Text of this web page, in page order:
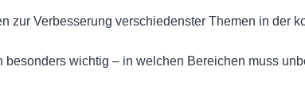
zur Verbesserung verschiedenster Themen in der
wichtig – in welchen Bereichen muss